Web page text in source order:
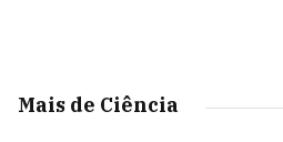
Mais de Ciência